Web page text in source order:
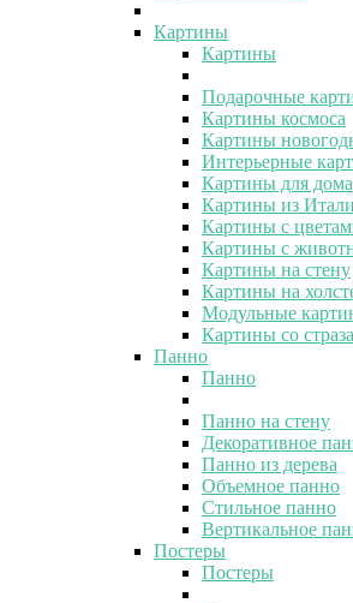
Картины
Картины
Подарочные
Картины космоса
Картины
Интерьерные
Картины для дома
Картины из
Картины с
Картины с
Картины на стену
Картины на
Модульные
Картины со
Панно
Панно
Панно на стену
Декоративное
Панно из дерева
Объемное панно
Стильное панно
Вертикальное
Постеры
Постеры